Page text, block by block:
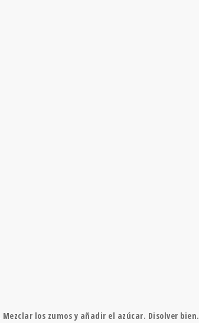
los zumos y añadir el azúcar. Disolver bien.